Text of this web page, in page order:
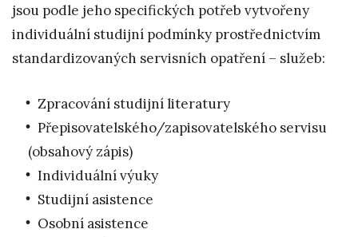
jsou podle jeho specifických potřeb vytvořeny
individuální studijní podmínky prostřednictvím
standardizovaných servisních opatření – služeb:
Zpracování studijní literatury
Přepisovatelského/zapisovatelského servisu
(obsahový zápis)
Individuální výuky
Studijní asistence
Osobní asistence